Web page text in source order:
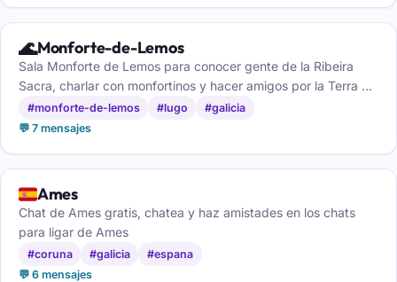
🌊Monforte-de-Lemos
Sala Monforte de Lemos para conocer gente de la Ribeira
Sacra, charlar con monfortinos y hacer amigos por la Terra de
Lemos.
#monforte-de-lemos #lugo
#galicia
💬 7 mensajes
🇪🇸Ames
Chat de Ames gratis, chatea y haz amistades en los chats
para ligar de Ames
#coruna #galicia
#espana
💬 6 mensajes